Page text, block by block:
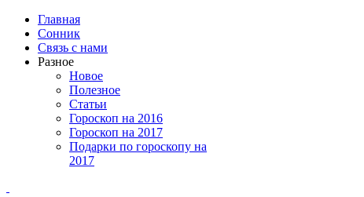
Главная
Сонник
Связь с нами
Разное
Новое
Полезное
Статьи
Гороскоп на 2016
Гороскоп на 2017
Подарки по гороскопу на
2017